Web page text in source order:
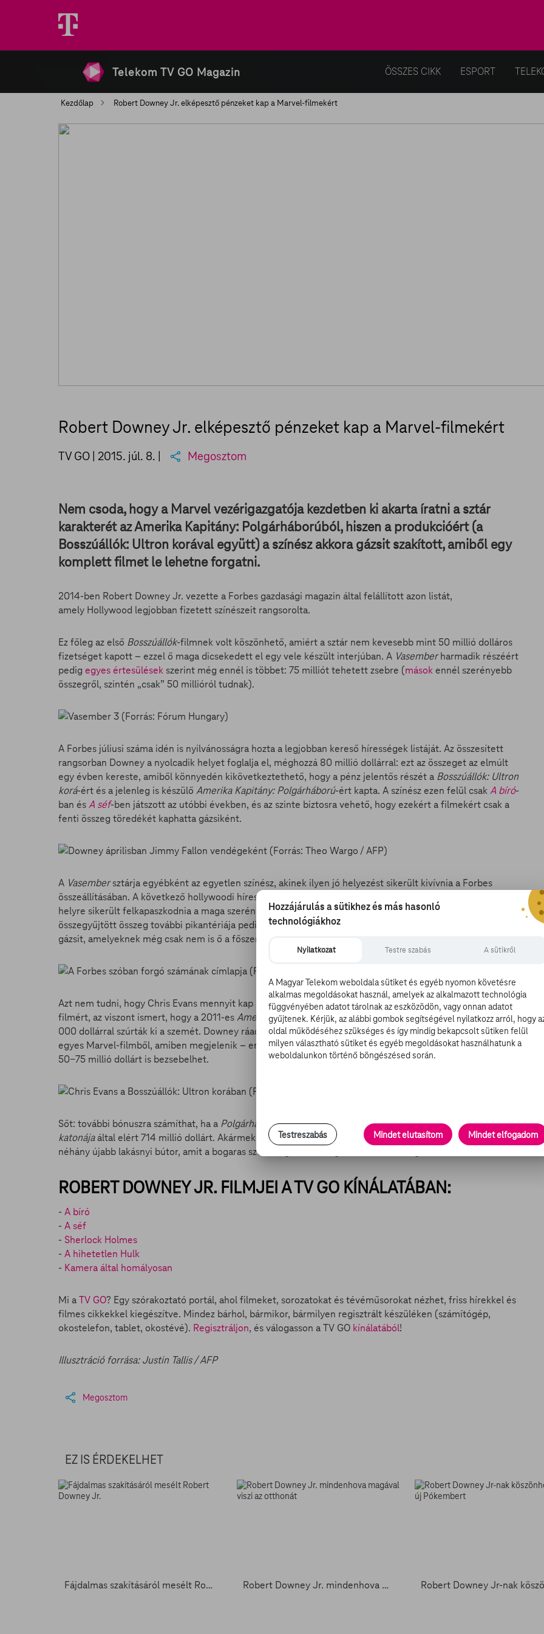
Telekom TV GO Magazin ÖSSZES CIKK ESPORT
Kezdőlap Robert Downey Jr. elképesztő pénzeket kap a Marvel-filmekért
Robert Downey Jr. elképesztő pénzeket kap a Marvel-filmekért
TV GO | 2015. júl. 8. | Megosztom
Nem csoda, hogy a Marvel vezérigazgatója kezdetben ki akarta íratni a sztár
karakterét az Amerika Kapitány: Polgárháborúból, hiszen a produkcióért (a
Bosszúállók: Ultron korával együtt) a színész akkora gázsit szakított, amiből egy
komplett filmet le lehetne forgatni.
2014-ben Robert Downey Jr. vezette a Forbes gazdasági magazin által felállított azon listát,
amely Hollywood legjobban fizetett színészeit rangsorolta.
Ez főleg az első Bosszúállók-filmnek volt köszönhető, amiért a sztár nem kevesebb mint 50 millió dolláros
fizetséget kapott – ezzel ő maga dicsekedett el egy vele készült interjúban. A Vasemberharmadik részéért
pedig egyes értesülések szerint még ennél is többet: 75 milliót tehetett zsebre (mások ennél szerényebb
összegről, szintén „csak” 50 millióról tudnak).
A Forbes júliusi száma idén is nyilvánosságra hozta a legjobban kereső hírességek listáját. Az összesített
rangsorban Downey a nyolcadik helyet foglalja el, méghozzá 80 millió dollárral: ezt az összeget az elmúlt
egy évben kereste, amiből könnyedén kikövetkeztethető, hogy a pénz jelentős részét a Bosszúállók: Ultron
korá-ért és a jelenleg is készülő Amerika Kapitány: Polgárháború-ért kapta. A színész ezen felül csakA bíró-
ban ésA séf-ben játszott az utóbbi években, és az szinte biztosra vehető, hogy ezekért a filmekért csak a
fenti összeg töredékét kaphatta gázsiként.
A Vasembersztárja egyébként az egyetlen színész, akinek ilyen jó helyezést sikerült kivívnia a Forbes
összeállításában. A következő hollywoodi híresség a sorban Jennifer Lawrence, neki azonban csak a 32.
helyre sikerült felkapaszkodnia a maga szerény 52 millió dollárjával. A Robert Downey Jr. által
összegyűjtött összeg további pikantériája pedig az, hogy olyan filmekért kapott ilyen elképesztő
gázsit, amelyeknek még csak nem is ő a főszereplője.
Azt nem tudni, hogy Chris Evans mennyit kap a karaktere nevével fémjelzett harmadikAmerika Kapitány-
filmért, az viszont ismert, hogy a 2011-esAmerika Kapitány: Az első bosszúálló-ért a Marvel mindössze 300
000 dollárral szúrták ki a szemét. Downey ráadásul a fix összegeken kívül még részesedést is kap minden
egyes Marvel-filmből, amiben megjelenik – ennek is köszönhető, hogy egy-egy Vasember-szerepért akár
50-75 millió dollárt is bezsebelhet.
Sőt: további bónuszra számíthat, ha a Polgárháborúbevétele meghaladja azAmerika Kapitány: A tél
katonájaáltal elért 714 millió dollárt. Akármekkora is lesz ez az összeg, az biztos, hogy kijön majd belőle
néhány újabb lakásnyi bútor, amit a bogaras sztár forgatásról forgatásra
ROBERT DOWNEY JR. FILMJEI A TV GO KÍNÁLATÁBAN:
- A bíró
- A séf
- Sherlock Holmes
- A hihetetlen Hulk
- Kamera által homályosan
Mi aTV GO? Egy szórakoztató portál, ahol filmeket, sorozatokat és tévéműsorokat nézhet, friss hírekkel és
filmes cikkekkel kiegészítve. Mindez bárhol, bármikor, bármilyen regisztrált készüléken (számítógép,
okostelefon, tablet, okostévé). Regisztráljon, és válogasson a TV GO kínálatából!
Illusztráció forrása: Justin Tallis / AFP
Megosztom
EZ IS ÉRDEKELHET
Fájdalmas szakításáról mesélt Robert Downey Jr. Robert Downey Jr. mindenhova magával viszi az otthonát
Hozzájárulás a sütikhez és más hasonló
technológiákhoz
Nyilatkozat Testre szabás A sütikről
A Magyar Telekom weboldala sütiket és egyéb nyomon követésre
alkalmas megoldásokat használ, amelyek az alkalmazott technológia
függvényében adatot tárolnak az eszközödön, vagy onnan adatot
gyűjtenek. Kérjük, az alábbi gombok segítségével nyilatkozz arról, hogy
oldal működéséhez szükséges és így mindig bekapcsolt sütiken felül
milyen választható sütiket és egyéb megoldásokat használhatunk a
weboldalunkon történő böngészésed során.
Testreszabás Mindet elutasítom Mindet elfogadom